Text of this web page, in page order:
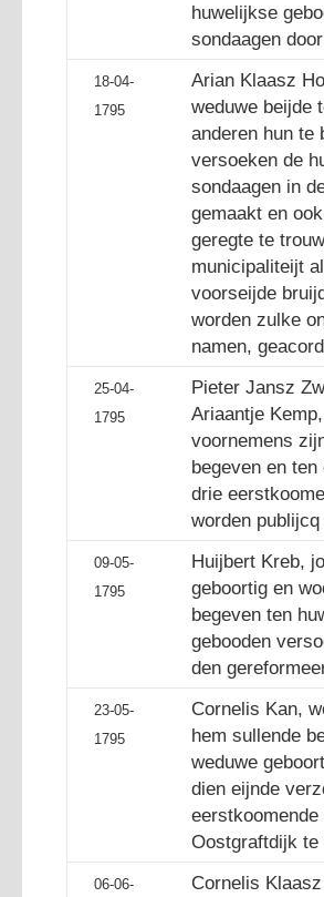
huwelijkse
sondaagen
18-04-
1795
Arian Klaasz
weduwe beijde
anderen hun te
versoeken de
sondaagen in
gemaakt en
geregte te
municipaliteijt
voorseijde
worden zulke
namen,
25-04-
1795
Pieter Jansz
Ariaantje
voornemens
begeven en
drie
worden
09-05-
1795
Huijbert Kreb,
geboortig en
begeven ten
gebooden
den
23-05-
1795
Cornelis Kan,
hem sullende
weduwe
dien eijnde
Oostgraftdijk te
06-06-
Cornelis